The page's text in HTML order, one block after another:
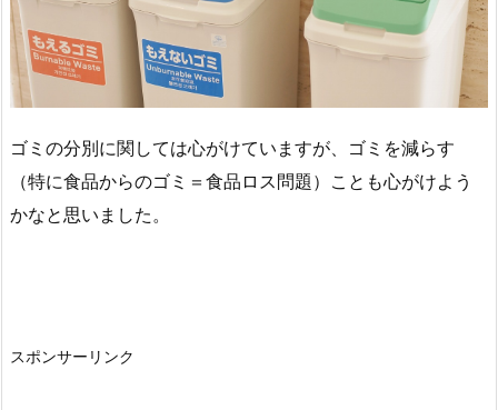
ゴミの分別に関しては心がけていますが、ゴミを減らす
（特に食品からのゴミ＝食品ロス問題）ことも心がけよう
かなと思いました。
スポンサーリンク